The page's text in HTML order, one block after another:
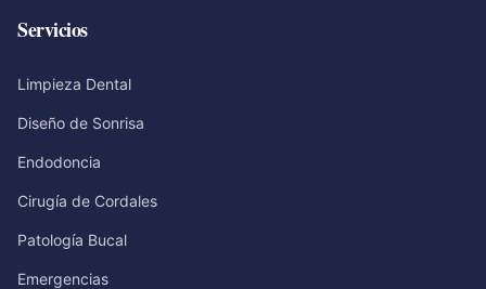
Servicios
Limpieza Dental
Diseño de Sonrisa
Endodoncia
Cirugía de Cordales
Patología Bucal
Emergencias